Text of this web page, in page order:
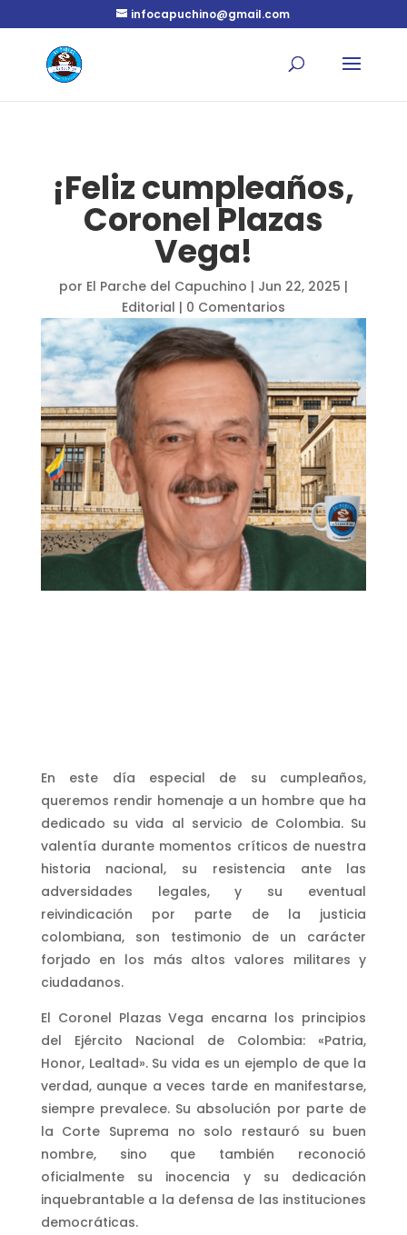
infocapuchino@gmail.com
¡Feliz cumpleaños,
Coronel Plazas
Vega!
por El Parche del Capuchino | Jun 22, 2025 |
Editorial | 0 Comentarios
En este día especial de su cumpleaños,
queremos rendir homenaje a un hombre que ha
dedicado su vida al servicio de Colombia. Su
valentía durante momentos críticos de nuestra
historia nacional, su resistencia ante las
adversidades legales, y su eventual
reivindicación por parte de la justicia
colombiana, son testimonio de un carácter
forjado en los más altos valores militares y
ciudadanos.
El Coronel Plazas Vega encarna los principios
del Ejército Nacional de Colombia: «Patria,
Honor, Lealtad».Su vida es un ejemplo de que la
verdad, aunque a veces tarde en manifestarse,
siempre prevalece. Su absolución por parte de
la Corte Suprema no solo restauró su buen
nombre, sino que también reconoció
oficialmente su inocencia y su dedicación
inquebrantable a la defensa de las instituciones
democráticas.